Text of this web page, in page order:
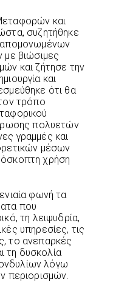
και
συζητήθηκε
απομονωμένων
με βιώσιμες
και ζήτησε την
και
ότι θα
τρόπο
πολυετών
γραμμές και
μέσων
χρήση
φωνή τα
που
τη λειψυδρία,
υπηρεσίες, τις
το ανεπαρκές
τη δυσκολία
λόγω
περιορισμών.